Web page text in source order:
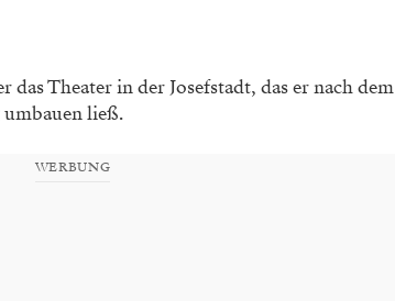
das Theater in der Josefstadt, das er nach dem
ließ.
WERBUNG